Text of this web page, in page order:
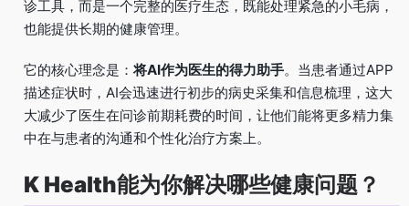
诊工具，而是一个完整的医疗生态，既能处理紧急的小毛病，
也能提供长期的健康管理。
它的核心理念是：将AI作为医生的得力助手。当患者通过APP
描述症状时，AI会迅速进行初步的病史采集和信息梳理，这大
大减少了医生在问诊前期耗费的时间，让他们能将更多精力集
中在与患者的沟通和个性化治疗方案上。
K Health能为你解决哪些健康问题？